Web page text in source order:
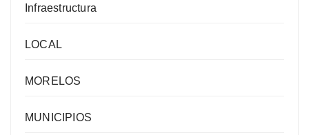
Infraestructura
LOCAL
MORELOS
MUNICIPIOS